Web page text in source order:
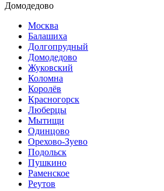
Домодедово
Москва
Балашиха
Долгопрудный
Домодедово
Жуковский
Коломна
Королёв
Красногорск
Люберцы
Мытищи
Одинцово
Орехово-Зуево
Подольск
Пушкино
Раменское
Реутов